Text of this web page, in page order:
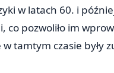
w latach 60. i
pozwoliło im
tamtym czasie były